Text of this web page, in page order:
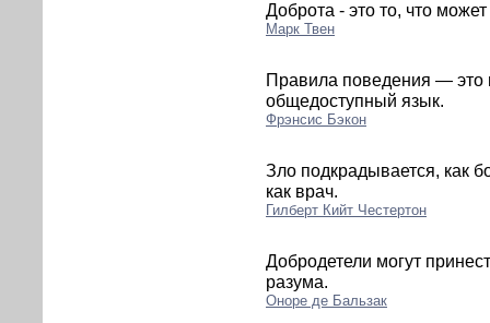
Доброта - это то, что
Марк Твен
Правила поведения — это
общедоступный язык.
Фрэнсис Бэкон
Зло подкрадывается, как
как врач.
Гилберт Кийт Честертон
Добродетели могут
разума.
Оноре де Бальзак